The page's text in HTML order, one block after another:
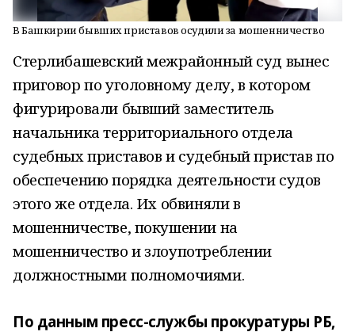
В Башкирии бывших приставов осудили за мошенничество
Стерлибашевский межрайонный суд вынес
приговор по уголовному делу, в котором
фигурировали бывший заместитель
начальника территориального отдела
судебных приставов и судебный пристав по
обеспечению порядка деятельности судов
этого же отдела. Их обвиняли в
мошенничестве, покушении на
мошенничество и злоупотреблении
должностными полномочиями.
По данным пресс-службы прокуратуры РБ,